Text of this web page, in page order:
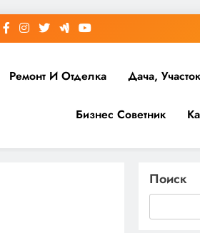
Ремонт И Отделка Дача, Участок
Бизнес Советник
Поиск